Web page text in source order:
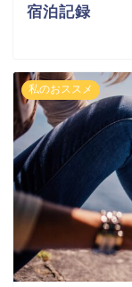
宿泊記録
私のおススメ